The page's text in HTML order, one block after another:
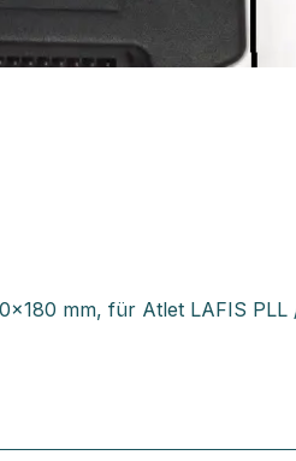
mm, für Atlet LAFIS PLL